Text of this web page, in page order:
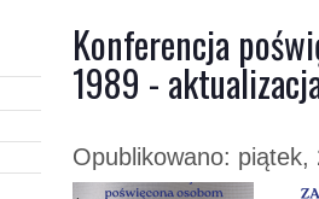
Konferencja
1989 -
Opublikowano: